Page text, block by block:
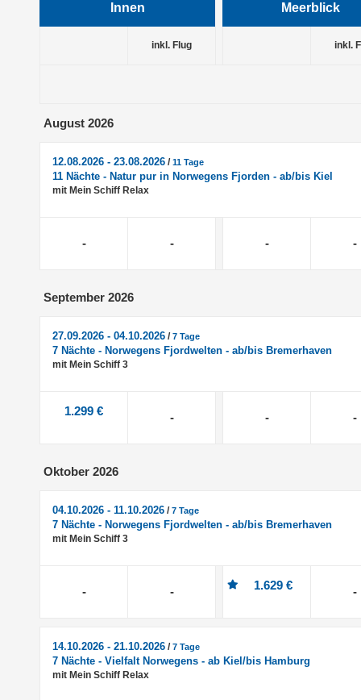
Innen Meerblick
inkl. Flug inkl.
August 2026
12.08.2026 - 23.08.2026 /11 Tage
11 Nächte - Natur pur in Norwegens Fjorden - ab/bis Kiel
mit Mein Schiff Relax
- - - -
September 2026
27.09.2026 - 04.10.2026 /7 Tage
7 Nächte - Norwegens Fjordwelten - ab/bis Bremerhaven
mit Mein Schiff 3
1.299 € - - -
Oktober 2026
04.10.2026 - 11.10.2026 /7 Tage
7 Nächte - Norwegens Fjordwelten - ab/bis Bremerhaven
mit Mein Schiff 3
- - 1.629 € -
14.10.2026 - 21.10.2026 /7 Tage
7 Nächte - Vielfalt Norwegens - ab Kiel/bis Hamburg
mit Mein Schiff Relax